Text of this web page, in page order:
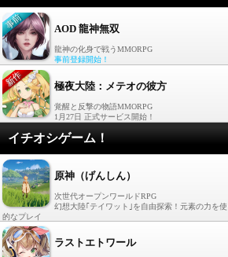
AOD 龍神無双
龍神の化身で戦うMMORPG
事前登録開始！
極夜大陸：メテオの彼方
覚醒と反撃の物語MMORPG
1月27日 正式サービス開始！
イチオシゲーム！
原神（げんしん）
次世代オープンワールドRPG
幻想大陸｢テイワット｣を自由探索！元素の力を
的なプレイ
ラストエトワール